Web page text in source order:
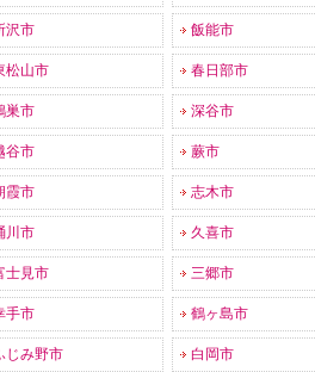
沢市 飯能市
松山市 春日部市
巣市 深谷市
谷市 蕨市
霞市 志木市
川市 久喜市
士見市 三郷市
手市 鶴ヶ島市
じみ野市 白岡市